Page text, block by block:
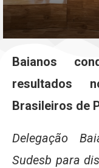
Baianos
resultados
Brasileiros de
Delegação
Sudesb para